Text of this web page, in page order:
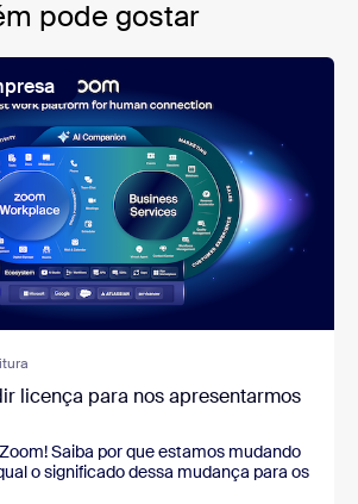
pode gostar
licença para nos apresentarmos
Saiba por que estamos mudando
o significado dessa mudança para os